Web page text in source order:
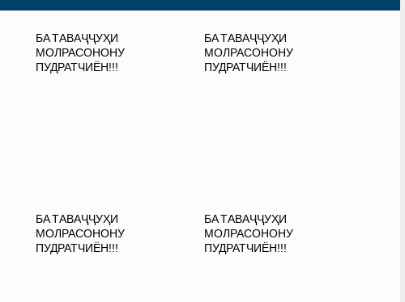
БА ТАВАҶҶУҲИ
МОЛРАСОНОНУ
ПУДРАТЧИЁН!!!
БА ТАВАҶҶУҲИ
МОЛРАСОНОНУ
ПУДРАТЧИЁН!!!
БА ТАВАҶҶУҲИ
МОЛРАСОНОНУ
ПУДРАТЧИЁН!!!
БА ТАВАҶҶУҲИ
МОЛРАСОНОНУ
ПУДРАТЧИЁН!!!